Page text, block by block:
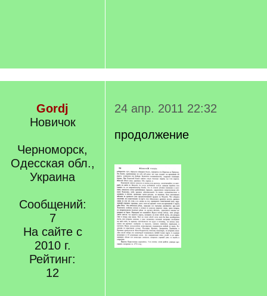
Gordj
Новичок
Черноморск,
Одесская обл.,
Украина
Сообщений:
7
На сайте с
2010 г.
Рейтинг:
12
24 апр. 2011 22:32
продолжение